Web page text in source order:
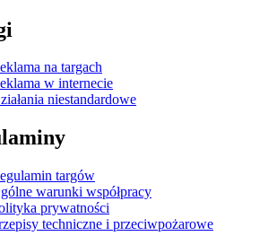
na targach
w internecie
niestandardowe
targów
warunki współpracy
prywatności
techniczne i przeciwpożarowe